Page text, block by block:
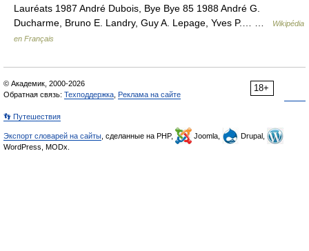
Lauréats 1987 André Dubois, Bye Bye 85 1988 André G.
Ducharme, Bruno E. Landry, Guy A. Lepage, Yves P.… …
Wikipédia
en Français
18+
© Академик, 2000-2026
Обратная связь: Техподдержка Реклама на сайте
👣 Путешествия
Экспорт словарей на сайты , сделанные на PHP, Joomla,
Drupal,
WordPress, MODx.